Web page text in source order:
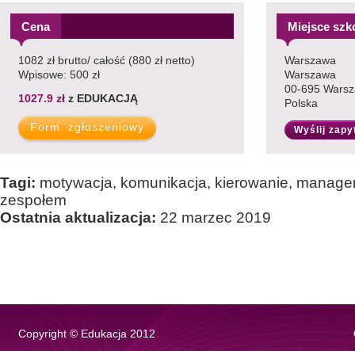
Cena
1082 zł brutto/ całość (880 zł netto)
Wpisowe: 500 zł
1027.9 zł z EDUKACJĄ
Miejsce
Warszawa
Warszawa
00-695
Polska
Wyślij
Tagi: motywacja, komunikacja, kierowanie,
zespołem
Ostatnia aktualizacja: 22 marzec 2019
Copyright © Edukacja 2012